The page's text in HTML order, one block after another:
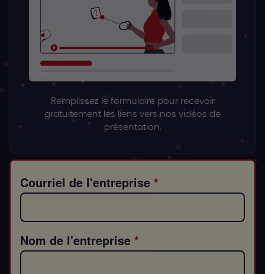
Remplissez le formulaire pour recevoir
gratuitement les liens vers nos vidéos de
présentation.
Courriel de l'entreprise
Nom de l'entreprise